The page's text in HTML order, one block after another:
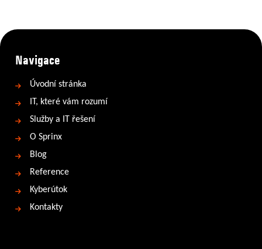
Navigace
Úvodní stránka
IT, které vám rozumí
Služby a IT řešení
O Sprinx
Blog
Reference
Kyberútok
Kontakty